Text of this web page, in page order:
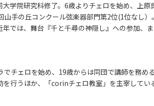
学院研究科修了。6歳よりチェロを始め、上
手の丘コンクール弦楽器部門第2位(1位なし
では、舞台『千と千尋の神隠し』への参加、
チェロを始め、19歳からは同団で講師を務
行うほか、「corinチェロ教室」を主宰してい